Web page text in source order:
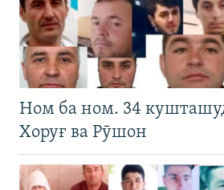
Ном ба ном. 34
Хоруғ ва Рӯшон